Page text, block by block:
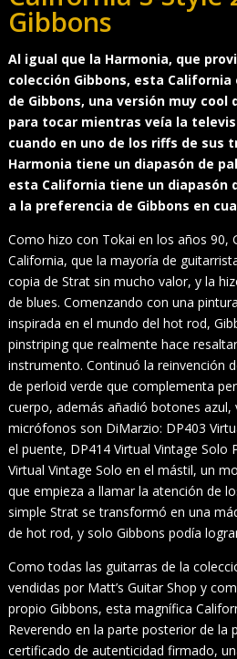
Gibbons
Al igual que la Harmonia, que
colección Gibbons, esta
de Gibbons, una versión muy cool
para tocar mientras veía la
cuando en uno de los riffs de sus
Harmonia tiene un diapasón de
esta California tiene un diapasón
a la preferencia de Gibbons en
Como hizo con Tokai en los años 90,
California, que la mayoría de
copia de Strat sin mucho valor, y la
de blues. Comenzando con una
inspirada en el mundo del hot rod,
pinstriping que realmente hace
instrumento. Continuó la reinvención
de perloid verde que complementa
cuerpo, además añadió botones azul,
micrófonos son DiMarzio: DP403
el puente, DP414 Virtual Vintage Solo
Virtual Vintage Solo en el mástil, un
que empieza a llamar la atención de
simple Strat se transformó en una
de hot rod, y solo Gibbons podía
Como todas las guitarras de la
vendidas por Matt’s Guitar Shop y
propio Gibbons, esta magnífica
Reverendo en la parte posterior de la
certificado de autenticidad firmado,